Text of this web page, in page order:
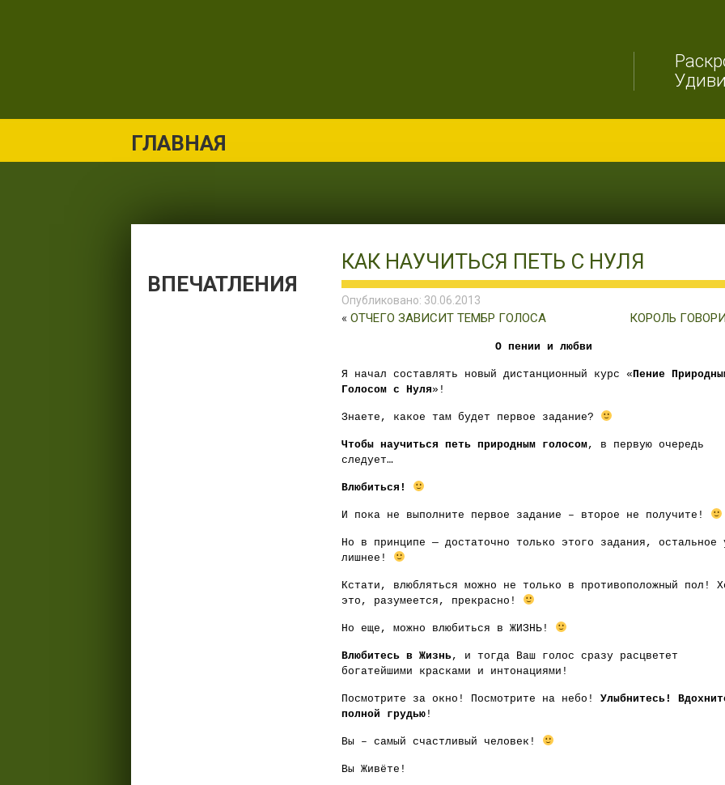
ГЛАВНАЯ
ВПЕЧАТЛЕНИЯ
КАК НАУЧИТЬСЯ ПЕТЬ С НУЛЯ
Опубликовано: 30.06.2013
« ОТЧЕГО ЗАВИСИТ ТЕМБР ГОЛОСА КОРОЛЬ
О пении и любви
Я начал составлять новый дистанционный курс «Пение
Голосом с Нуля»!
Знаете, какое там будет первое задание?
Чтобы научиться петь природным голосом, в первую очередь
следует…
Влюбиться!
И пока не выполните первое задание – второе не получите!
Но в принципе — достаточно только этого задания, остальное
лишнее!
Кстати, влюбляться можно не только в противоположный пол!
это, разумеется, прекрасно!
Но еще, можно влюбиться в ЖИЗНЬ!
Влюбитесь в Жизнь, и тогда Ваш голос сразу расцветет
богатейшими красками и интонациями!
Посмотрите за окно! Посмотрите на небо! Улыбнитесь!
полной грудью !
Вы – самый счастливый человек!
Вы Живёте!